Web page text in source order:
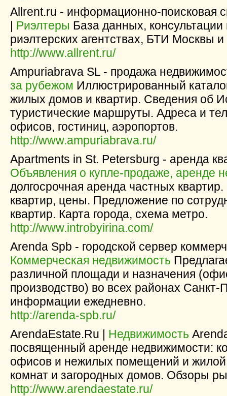
Allrent.ru - информационно-поисковая
| Риэлтеры База данных,
риэлтерских агентствах, БТИ Москвы и
http://www.allrent.ru/
Ampuriabrava SL - продажа
за рубежом Иллюстрированный
жилых домов и квартир. Сведения об
туристические маршруты. Адреса и
офисов, гостиниц, аэропортов.
http://www.ampuriabrava.ru/
Apartments in St. Petersburg - аренда
Объявления о купле-продаже, аренде
долгосрочная аренда частных
квартир, цены. Предложение по
квартир. Карта города, схема метро.
http://www.introbyirina.com/
Arenda Spb - городской сервер
Коммерческая недвижимость
различной площади и назначения
производство) во всех районах
информации ежедневно.
http://arenda-spb.ru/
ArendaEstate.Ru | Недвижимость
посвященный аренде недвижимости:
офисов и нежилых помещений и жилой
комнат и загородных домов. Обзоры
http://www.arendaestate.ru/